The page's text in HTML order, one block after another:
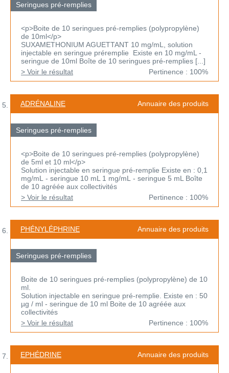
Seringues pré-remplies
<p>Boite de 10 seringues pré-remplies (polypropylène)
de 10ml</p>
SUXAMETHONIUM AGUETTANT 10 mg/mL, solution
injectable en seringue préremplie Existe en 10 mg/mL -
seringue de 10ml Boîte de 10 seringues pré-remplies [...]
> Voir le résultat
Pertinence : 100%
ADRÉNALINE Annuaire des produits
Seringues pré-remplies
<p>Boite de 10 seringues pré-remplies (polypropylène)
de 5ml et 10 ml</p>
Solution injectable en seringue pré-remplie Existe en : 0,1
mg/mL - seringue 10 mL 1 mg/mL - seringue 5 mL Boîte
de 10 agréée aux collectivités
> Voir le résultat
Pertinence : 100%
PHÉNYLÉPHRINE Annuaire des produits
Seringues pré-remplies
Boite de 10 seringues pré-remplies (polypropylène) de 10
ml.
Solution injectable en seringue pré-remplie. Existe en : 50
µg / ml - seringue de 10 ml Boite de 10 agréée aux
collectivités
> Voir le résultat
Pertinence : 100%
EPHÉDRINE Annuaire des produits